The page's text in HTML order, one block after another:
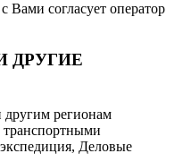
Вами согласует оператор
ДРУГИЕ
другим регионам
транспортными
Деловые